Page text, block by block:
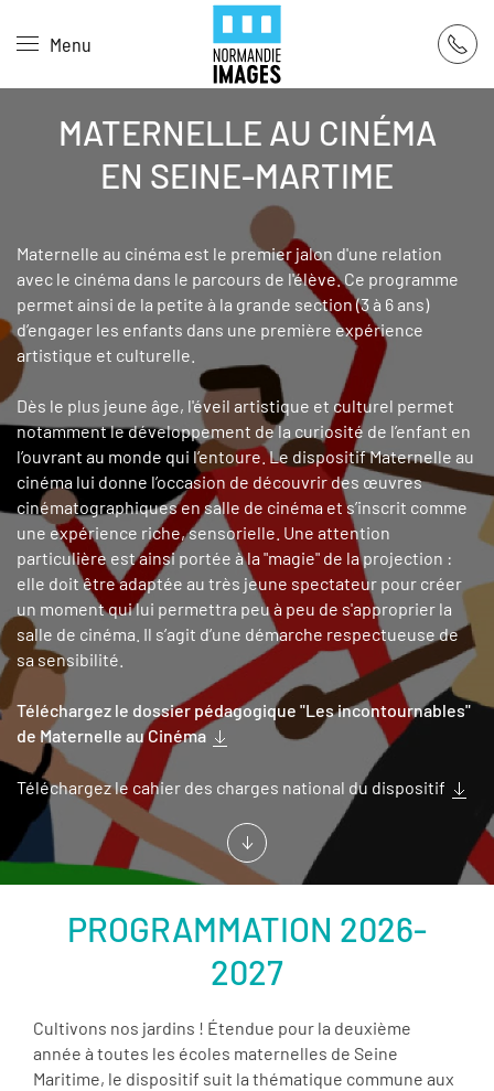
Skip to main content
Menu
MATERNELLE AU CINÉMA
EN SEINE-MARTIME
Maternelle au cinéma est le premier jalon d'une relation
avec le cinéma dans le parcours de l'élève. Ce programme
permet ainsi de la petite à la grande section (3 à 6 ans)
d’engager les enfants dans une première expérience
artistique et culturelle.
Dès le plus jeune âge, l'éveil artistique et culturel permet
notamment le développement de la curiosité de l’enfant en
l’ouvrant au monde qui l’entoure. Le dispositif Maternelle au
cinéma lui donne l’occasion de découvrir des œuvres
cinématographiques en salle de cinéma et s’inscrit comme
une expérience riche, sensorielle. Une attention
particulière est ainsi portée à la "magie" de la projection :
elle doit être adaptée au très jeune spectateur pour créer
un moment qui lui permettra peu à peu de s'approprier la
salle de cinéma. Il s’agit d’une démarche respectueuse de
sa sensibilité.
Téléchargez le dossier pédagogique "Les incontournables"
de Maternelle au Cinéma
Téléchargez le cahier des charges national du dispositif
PROGRAMMATION 2026-
2027
Cultivons nos jardins ! Étendue pour la deuxième
année à toutes les écoles maternelles de Seine
Maritime, le dispositif suit la thématique commune aux
Panneau de gestion des cookies